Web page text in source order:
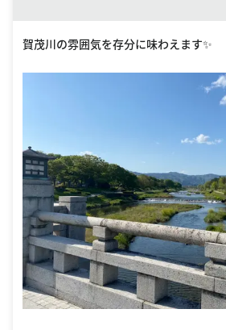
賀茂川の雰囲気を存分に味わえます✨